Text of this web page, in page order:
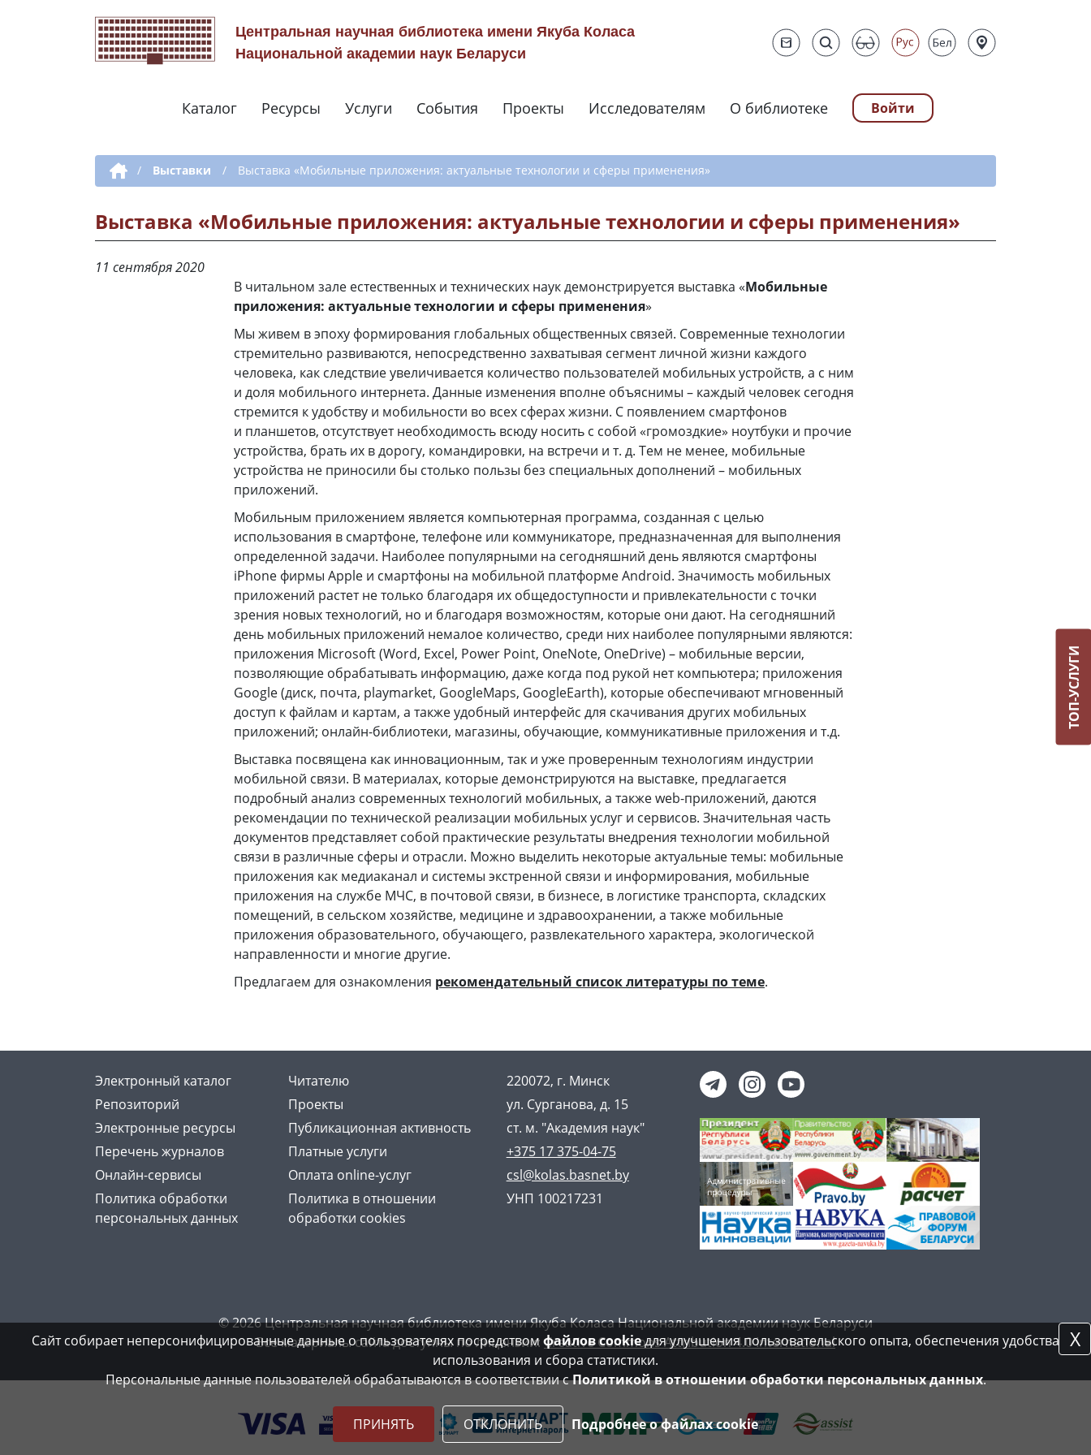
Центральная научная библиотека имени Якуба Коласа
Национальной академии наук Беларуси
Навигация по сайту
Каталог Ресурсы Услуги События Проекты Исследователям О библиотеке Войти
Дополнительная навигация
/ Выставки / Выставка «Мобильные приложения: актуальные технологии и сферы применения»
Выставка «Мобильные приложения: актуальные технологии и сферы применения»
11 сентября 2020
В читальном зале естественных и технических наук демонстрируется выставка «Мобильные
приложения: актуальные технологии и сферы применения»
Мы живем в эпоху формирования глобальных общественных связей. Современные технологии
стремительно развиваются, непосредственно захватывая сегмент личной жизни каждого
человека, как следствие увеличивается количество пользователей мобильных устройств, а с ним
и доля мобильного интернета. Данные изменения вполне объяснимы – каждый человек сегодня
стремится к удобству и мобильности во всех сферах жизни. С появлением смартфонов
и планшетов, отсутствует необходимость всюду носить с собой «громоздкие» ноутбуки и прочие
устройства, брать их в дорогу, командировки, на встречи и т. д. Тем не менее, мобильные
устройства не приносили бы столько пользы без специальных дополнений – мобильных
приложений.
Мобильным приложением является компьютерная программа, созданная с целью
использования в смартфоне, телефоне или коммуникаторе, предназначенная для выполнения
определенной задачи. Наиболее популярными на сегодняшний день являются смартфоны
iPhone фирмы Apple и смартфоны на мобильной платформе Android. Значимость мобильных
приложений растет не только благодаря их общедоступности и привлекательности с точки
зрения новых технологий, но и благодаря возможностям, которые они дают. На сегодняшний
день мобильных приложений немалое количество, среди них наиболее популярными являются:
приложения Microsoft (Word, Excel, Power Point, OneNote, OneDrive) – мобильные версии,
позволяющие обрабатывать информацию, даже когда под рукой нет компьютера; приложения
Google (диск, почта, playmarket, GoogleMaps, GoogleEarth), которые обеспечивают мгновенный
доступ к файлам и картам, а также удобный интерфейс для скачивания других мобильных
приложений; онлайн-библиотеки, магазины, обучающие, коммуникативные приложения и т.д.
Выставка посвящена как инновационным, так и уже проверенным технологиям индустрии
мобильной связи. В материалах, которые демонстрируются на выставке, предлагается
подробный анализ современных технологий мобильных, а также web-приложений, даются
рекомендации по технической реализации мобильных услуг и сервисов. Значительная часть
документов представляет собой практические результаты внедрения технологии мобильной
связи в различные сферы и отрасли. Можно выделить некоторые актуальные темы: мобильные
приложения как медиаканал и системы экстренной связи и информирования, мобильные
приложения на службе МЧС, в почтовой связи, в бизнесе, в логистике транспорта, складских
помещений, в сельском хозяйстве, медицине и здравоохранении, а также мобильные
приложения образовательного, обучающего, развлекательного характера, экологической
направленности и многие другие.
Предлагаем для ознакомления рекомендательный список литературы по теме.
Электронный каталог
Читателю
Репозиторий
Проекты
Электронные ресурсы
Публикационная активность
Перечень журналов
Платные услуги
Онлайн-сервисы
Оплата online-услуг
Политика обработки
персональных данных
Политика в отношении
обработки cookies
220072, г. Минск
ул. Сурганова, д. 15
ст. м. "Академия наук"
+375 17 375-04-75
csl@kolas.basnet.by
УНП 100217231
© 2026 Центральная научная библиотека имени Якуба Коласа Национальной академии наук Беларуси
Все материалы сайта доступны по лицензии:Creative Commons Attribution 4.0 International
ТОП-УСЛУГИ
Сайт собирает неперсонифицированные данные о пользователях посредствомфайлов cookieдля улучшения пользовательского опыта, обеспечения удобства
использования и сбора статистики.
Персональные данные пользователей обрабатываются в соответствии сПолитикой в отношении обработки персональных данных.
ПРИНЯТЬ ОТКЛОНИТЬ Подробнее о файлах cookie
X